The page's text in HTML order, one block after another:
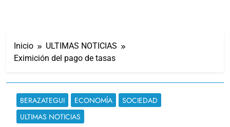
Inicio
ULTIMAS NOTICIAS
Eximición del pago de tasas
BERAZATEGUI ECONOMÍA
SOCIEDAD
ULTIMAS NOTICIAS